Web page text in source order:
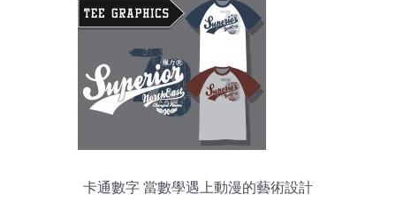
卡通數字 當數學遇上動漫的藝術設計